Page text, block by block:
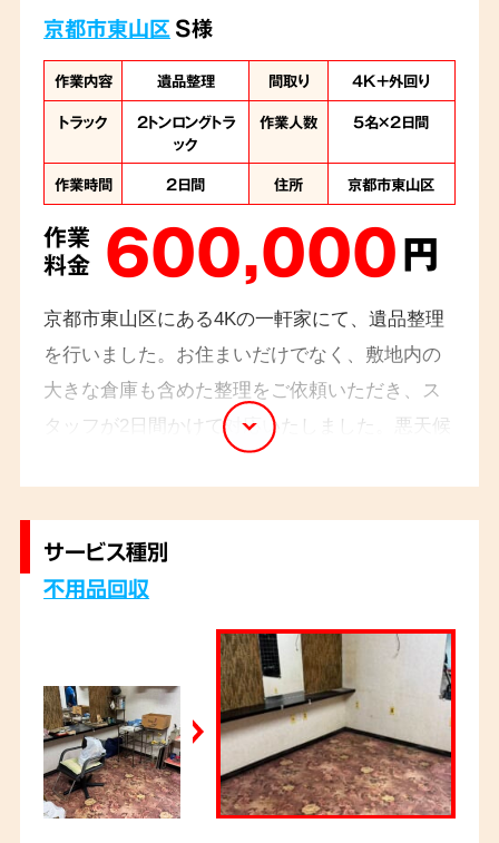
京都市東山区S様
作業内容 遺品整理 間取り
4K＋外回り
トラック
2トンロングトラ
ック
作業人数 5名×2日間
作業時間 2日間 住所 京都市東山区
作業
料金 600,000円
京都市東山区にある4Kの一軒家にて、遺品整理
を行いました。お住まいだけでなく、敷地内の
大きな倉庫も含めた整理をご依頼いただき、ス
タッフが2日間かけて対応いたしました。悪天候
の中での作業となりましたが、故人様のお品物
を一つひとつ丁寧に確認しながら仕分け・搬出
がけながら、お住まい全体を整理させていただ
きました。
サービス種別
不用品回収